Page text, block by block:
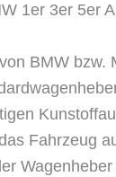
1er 3er 5er
BMW bzw.
Fahrzeug